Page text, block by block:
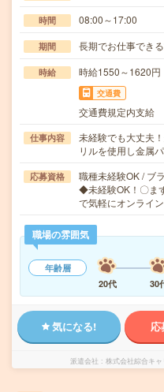
時間 08:00～17:00
期間 長期でお仕事でき
時給 時給1550～1620円
交通費
交通費規定内支給
仕事内容
未経験でも大丈夫
リルを使用し金属
応募資格
職種未経験OK / ブ
◆未経験OK！〇ま
で気軽にオンライ
職場の雰囲気
年齢層
20代
30
気になる! 応
派遣会社 株式会社綜合キ